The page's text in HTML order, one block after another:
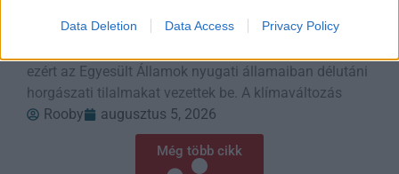
Data Deletion Data Access Privacy Policy
LIVINGSTON, Mont. (AP) – A hőség miatt rekordmagas
ezért az Egyesült Államok nyugati államaiban délutáni
horgászati tilalmakat vezettek be. A klímaváltozás
Rooby
augusztus 5, 2026
Még több cikk